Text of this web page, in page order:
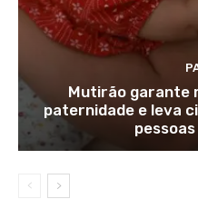
Mutirão garante
paternidade e leva